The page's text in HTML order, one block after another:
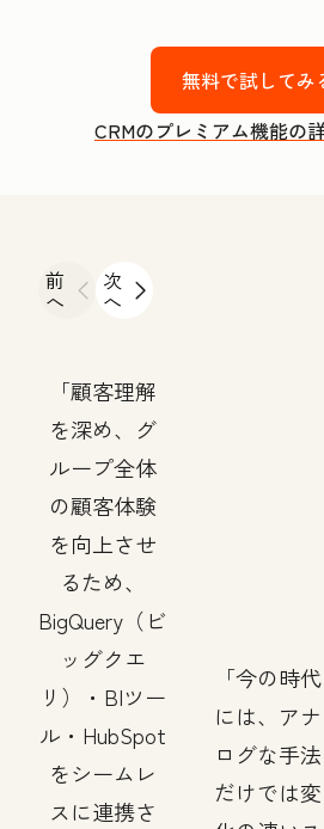
無料で試して
CRMのプレミアム機能の
前
へ
次
へ
顧客理解
を深め、グ
ループ全体
の顧客体験
を向上させ
るため、
BigQuery（ビ
ッグクエ
リ）・BIツー
ル・HubSpot
をシームレ
スに連携さ
今の時代
には、アナ
ログな手法
だけでは変